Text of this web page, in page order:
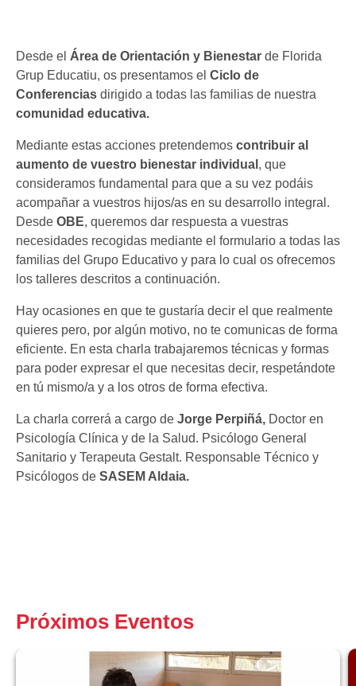
Desde el Área de Orientación y Bienestar de Florida
Grup Educatiu, os presentamos el Ciclo de
Conferencias dirigido a todas las familias de nuestra
comunidad educativa.
Mediante estas acciones pretendemos contribuir al
aumento de vuestro bienestar individual , que
consideramos fundamental para que a su vez podáis
acompañar a vuestros hijos/as en su desarrollo integral.
Desde OBE, queremos dar respuesta a vuestras
necesidades recogidas mediante el formulario a todas las
familias del Grupo Educativo y para lo cual os ofrecemos
los talleres descritos a continuación.
Hay ocasiones en que te gustaría decir el que realmente
quieres pero, por algún motivo, no te comunicas de forma
eficiente. En esta charla trabajaremos técnicas y formas
para poder expresar el que necesitas decir, respetándote
en tú mismo/a y a los otros de forma efectiva.
La charla correrá a cargo de Jorge Perpiñá, Doctor en
Psicología Clínica y de la Salud. Psicólogo General
Sanitario y Terapeuta Gestalt. Responsable Técnico y
Psicólogos de SASEM Aldaia.
Próximos Eventos